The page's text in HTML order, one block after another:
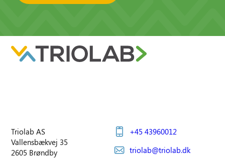
Triolab AS
Vallensbækvej 35
2605 Brøndby
+45 43960012
triolab@triolab.dk